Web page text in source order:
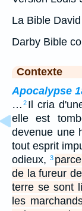
La Bible
Darby Bible
Contexte
Apocalypse
… 2 Il cria
elle est
devenue une
tout esprit
odieux,
3
de la fureur
terre se sont
les